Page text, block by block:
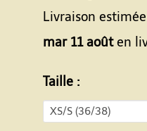
Livraison
mar 11 aoûten
Taille :